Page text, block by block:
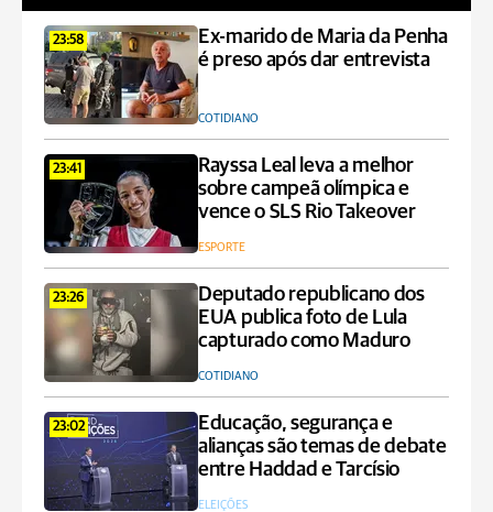
23:58
Ex-marido de Maria da Penha
é preso após dar entrevista
COTIDIANO
23:41
Rayssa Leal leva a melhor
sobre campeã olímpica e
vence o SLS Rio Takeover
ESPORTE
23:26
Deputado republicano dos
EUA publica foto de Lula
capturado como Maduro
COTIDIANO
23:02
Educação, segurança e
alianças são temas de debate
entre Haddad e Tarcísio
ELEIÇÕES